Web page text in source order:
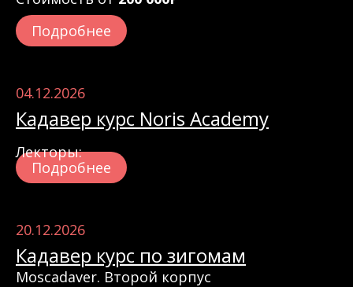
Подробнее
04.12.2026
Кадавер курс Noris Academy
Лекторы:
Подробнее
20.12.2026
Кадавер курс по зигомам
Moscadaver. Второй корпус